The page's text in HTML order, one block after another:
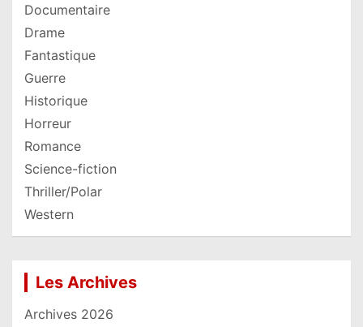
Documentaire
Drame
Fantastique
Guerre
Historique
Horreur
Romance
Science-fiction
Thriller/Polar
Western
Les Archives
Archives 2026